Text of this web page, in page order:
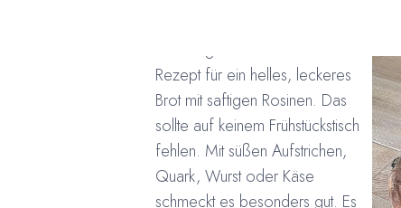
Rezept für ein helles, leckeres
Brot mit saftigen Rosinen. Das
sollte auf keinem Frühstückstisch
fehlen. Mit süßen Aufstrichen,
Quark, Wurst oder Käse
schmeckt es besonders gut. Es